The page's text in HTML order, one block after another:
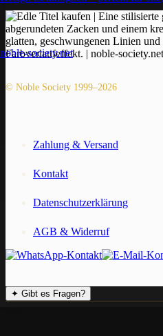
© Noble Society 1999–2026
Zahlung & Versand
Kontakt
Datenschutzerklärung
AGB & Widerruf
✦ Gibt es Fragen?